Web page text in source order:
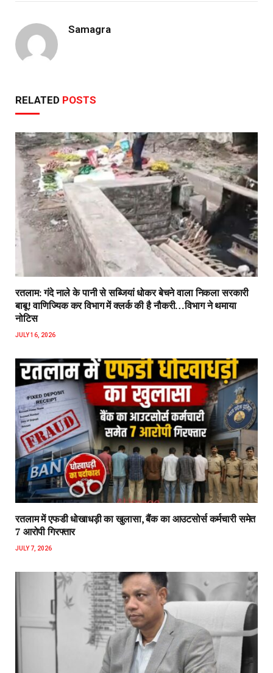
Samagra
RELATED POSTS
रतलाम: गंदे नाले के पानी से सब्जियां धोकर बेचने वाला निकला सरकारी
बाबू! वाणिज्यिक कर विभाग में क्लर्क की है नौकरी…विभाग ने थमाया
नोटिस
JULY 16, 2026
रतलाम में एफडी धोखाधड़ी का खुलासा, बैंक का आउटसोर्स कर्मचारी समेत
7 आरोपी गिरफ्तार
JULY 7, 2026